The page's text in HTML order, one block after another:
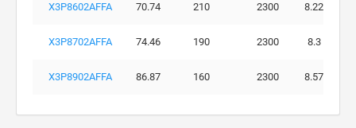
X3P8602AFFA 70.74 210 2300 8.22
X3P8702AFFA 74.46 190 2300 8.3
X3P8902AFFA 86.87 160 2300 8.57